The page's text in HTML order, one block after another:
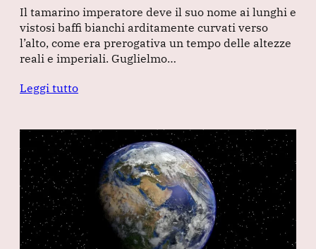
Il tamarino imperatore deve il suo nome ai lunghi e
vistosi baffi bianchi arditamente curvati verso
l’alto, come era prerogativa un tempo delle altezze
reali e imperiali. Guglielmo…
Leggi tutto